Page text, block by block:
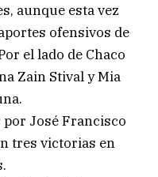
aunque esta vez
ofensivos de
el lado de Chaco
Zain Stival y Mia
por José Francisco
tres victorias en